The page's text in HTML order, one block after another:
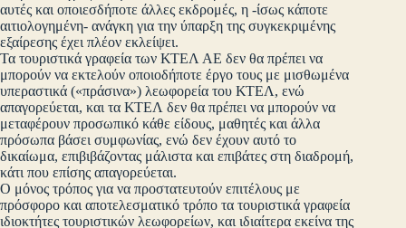
αυτές και οποιεσδήποτε άλλες εκδρομές, η -ίσως κάποτε
αιτιολογημένη- ανάγκη για την ύπαρξη της συγκεκριμένης
εξαίρεσης έχει πλέον εκλείψει.
Τα τουριστικά γραφεία των ΚΤΕΛ ΑΕ δεν θα πρέπει να
μπορούν να εκτελούν οποιοδήποτε έργο τους με μισθωμένα
υπεραστικά («πράσινα») λεωφορεία του ΚΤΕΛ, ενώ
απαγορεύεται, και τα ΚΤΕΛ δεν θα πρέπει να μπορούν να
μεταφέρουν προσωπικό κάθε είδους, μαθητές και άλλα
πρόσωπα βάσει συμφωνίας, ενώ δεν έχουν αυτό το
δικαίωμα, επιβιβάζοντας μάλιστα και επιβάτες στη διαδρομή,
κάτι που επίσης απαγορεύεται.
Ο μόνος τρόπος για να προστατευτούν επιτέλους με
πρόσφορο και αποτελεσματικό τρόπο τα τουριστικά γραφεία
ιδιοκτήτες τουριστικών λεωφορείων, και ιδιαίτερα εκείνα της